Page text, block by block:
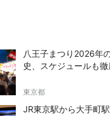
八王子まつり2026年
史、スケジュールも徹
東京都
JR東京駅から大手町